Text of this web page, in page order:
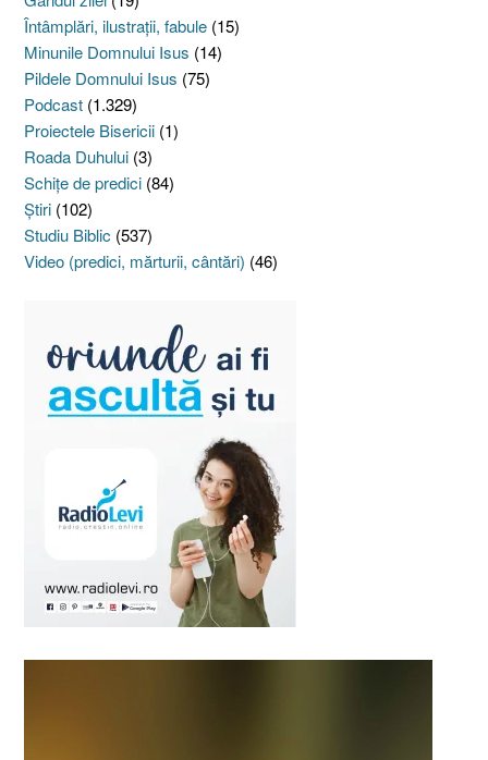
Întâmplări, ilustraţii, fabule (15)
Minunile Domnului Isus (14)
Pildele Domnului Isus (75)
Podcast (1.329)
Proiectele Bisericii (1)
Roada Duhului (3)
Schiţe de predici (84)
Ştiri (102)
Studiu Biblic (537)
Video (predici, mărturii, cântări) (46)